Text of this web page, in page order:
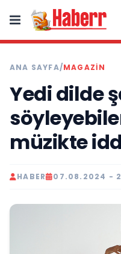
ANA SAYFA/MAGAZIN
Yedi dilde
müzikte
HABER 07.08.2024 -